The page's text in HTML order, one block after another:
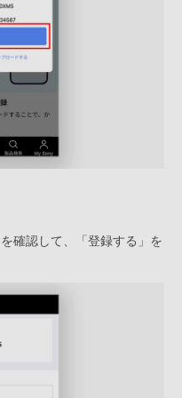
確認して、「登録する」を